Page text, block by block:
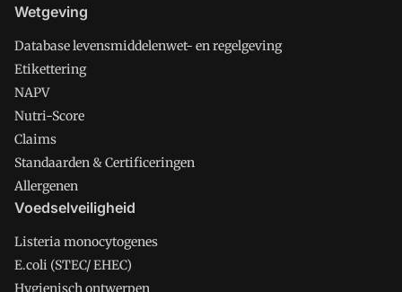
Wetgeving
Database levensmiddelenwet- en regelgeving
Etikettering
NAPV
Nutri-Score
Claims
Standaarden & Certificeringen
Allergenen
Voedselveiligheid
Listeria monocytogenes
E.coli (STEC/ EHEC)
Hygienisch ontwerpen